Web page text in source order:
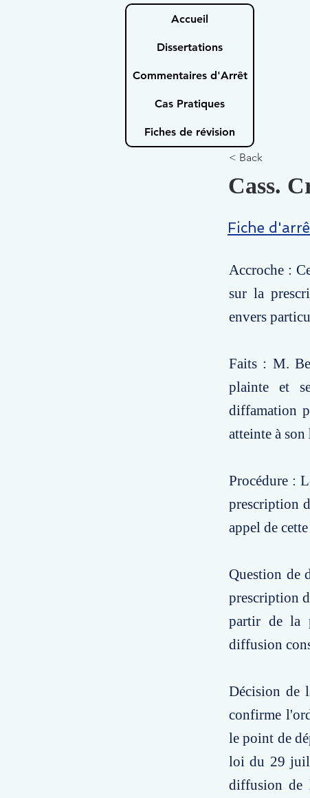
Accueil
Dissertations
Commentaires d'Arrêt
Cas Pratiques
Fiches de révision
< Back
Cass.
Fiche
Accroche :
sur la
envers
Faits : M.
plainte et
diffamation
atteinte à
Procédure :
prescription
appel de
Question de
prescription
partir de la
diffusion
Décision de
confirme
le point de
loi du 29
diffusion de